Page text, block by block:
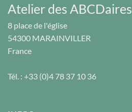
Atelier des ABCDaires
8 place de l'église
54300 MARAINVILLER
France
Tél. : +33 (0)4 78 37 10 36